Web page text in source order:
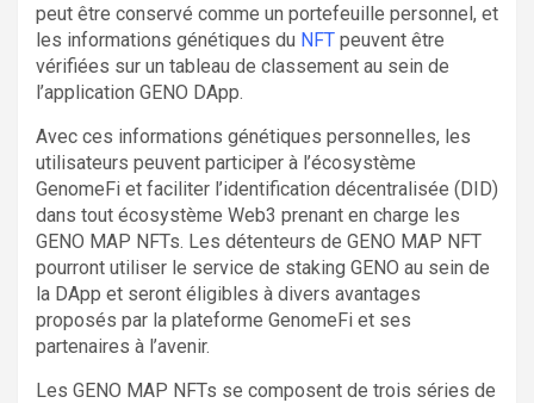
peut être conservé comme un portefeuille personnel, et
les informations génétiques du NFT peuvent être
vérifiées sur un tableau de classement au sein de
l’application GENO DApp.
Avec ces informations génétiques personnelles, les
utilisateurs peuvent participer à l’écosystème
GenomeFi et faciliter l’identification décentralisée (DID)
dans tout écosystème Web3 prenant en charge les
GENO MAP NFTs. Les détenteurs de GENO MAP NFT
pourront utiliser le service de staking GENO au sein de
la DApp et seront éligibles à divers avantages
proposés par la plateforme GenomeFi et ses
partenaires à l’avenir.
Les GENO MAP NFTs se composent de trois séries de